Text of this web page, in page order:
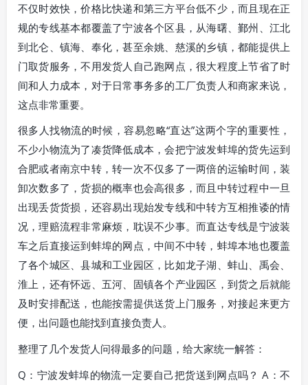
不仅时效快，价格比快递和第三方平台低不少，而且现在正
规的专线基本都覆盖了宁波各个区县，从海曙、鄞州、江北
到北仑、镇海、奉化，甚至余姚、慈溪的乡镇，都能提供上
门取货服务，不用发货人自己跑网点，很大程度上节省了时
间和人力成本，对于日常事务多的工厂负责人和商家来说，
这点非常重要。
很多人找物流的时候，容易忽略“直达”这两个字的重要性，
不少小物流为了凑货降低成本，会把宁波发蚌埠的货先运到
合肥或者南京中转，转一次不仅多了一两倍的运输时间，装
卸次数多了，货损的概率也会高很多，而且中转过程中一旦
出现丢货货损，还容易出现始发专线和中转方互相推诿的情
况，理赔流程非常麻烦，耽误不少事。而直达专线是宁波装
车之后直接运到蚌埠的网点，中间不中转，蚌埠本地也覆盖
了各个城区、县城和工业园区，比如龙子湖、蚌山、禹会、
淮上，还有怀远、五河、固镇各个产业园区，到货之后就能
及时安排配送，也能按需提供送货上门服务，对接起来更方
便，出问题也能找到直接负责人。
整理了几个发货人问得最多的问题，给大家统一解答：
Q：宁波发蚌埠的物流一定要自己把货送到网点吗？ A：不